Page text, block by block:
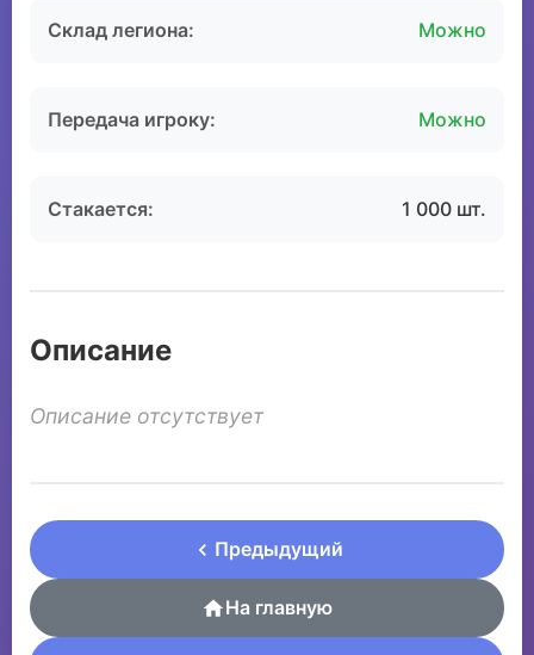
Склад легиона: Можно
Передача игроку: Можно
Стакается: 1 000 шт.
Описание
Описание отсутствует
Предыдущий
На главную